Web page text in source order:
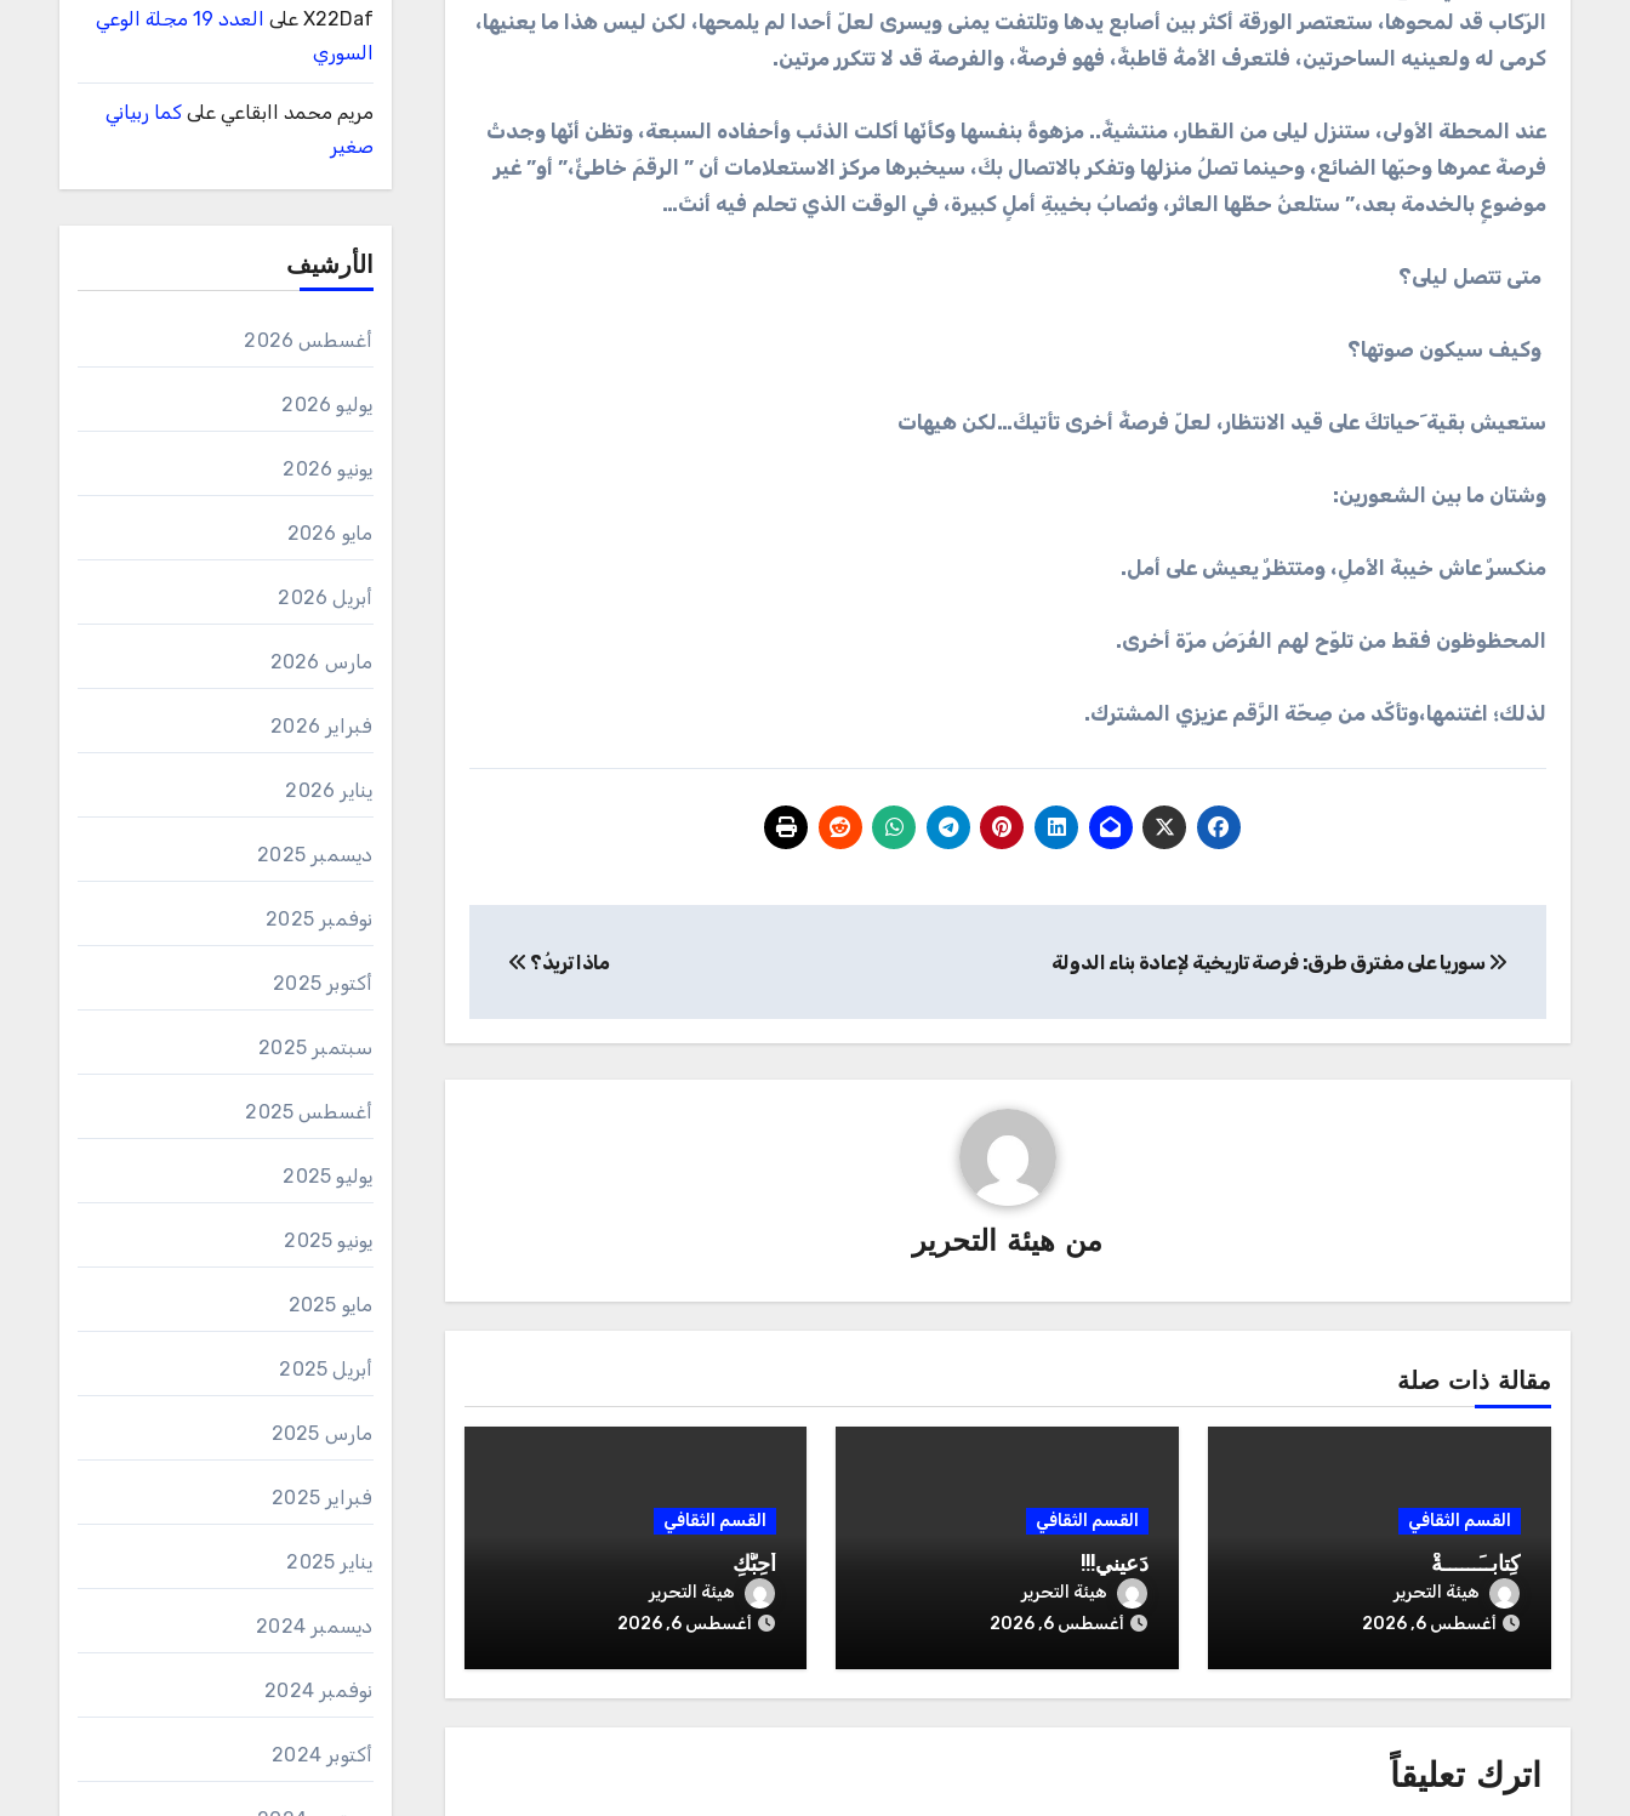
الرّكاب قد لمحوها، ستعتصر الورقة أكثر بين أصابع يدها وتلتفت يمنى ويسرى لعلّ أحدا لم يلمحها، لكن ليس هذا ما يعنيها،
كرمى له ولعينيه الساحرتين، فلتعرفْ الأمةُ قاطبةً، فهو فرصةٌ، والفرصة قد لا تتكرر مرتين.
عند المحطة الأولى، ستنزل ليلى من القطار، منتشيةً.. مزهوةً بنفسها وكأنّها أكلت الذئب وأحفاده السبعة، وتظن أنّها وجدتْ
فرصةَ عمرها وحبّها الضائع، وحينما تصلُ منزلها وتفكر بالاتصال بكَ، سيخبرها مركز الاستعلامات أن ” الرقمَ خاطئٌ،” أو” غير
موضوعٍ بالخدمة بعد،” ستلعنُ حظّها العاثر، وتُصابُ بخيبةِ أملٍ كبيرة، في الوقت الذي تحلم فيه أنتَ…
متى تتصل ليلى؟
وكيف سيكون صوتها؟
ستعيش بقية َحياتكَ على قيد الانتظار، لعلّ فرصةً أخرى تأتيكَ…لكن هيهات
وشتان ما بين الشعورين:
منكسرٌ عاش خيبةَ الأملِ، ومتتظرٌ يعيش على أمل.
المحظوظون فقط من تلوّح لهم الفُرَصُ مرّة أخرى.
لذلك؛ اغتنمها،وتأكّد من صِحّة الرَّقم عزيزي المشترك.
المقالات
سوريا على مفترق طرق: فرصة تاريخية لإعادة بناء الدولة ماذا تريدُ؟
من هيئة التحرير
مقالة ذات صلة
القسم الثقافي
كِتابــَــــــةْ
هيئة التحرير
أغسطس 6, 2026
القسم الثقافي
دَعيني!!!
هيئة التحرير
أغسطس 6, 2026
القسم الثقافي
أُحِبُّكِ
هيئة التحرير
أغسطس 6, 2026
اترك تعليقاً
X22Daf على
العدد 19 مجلة الوعي
السوري
مريم محمد اابقاعي علىكما ربياني
صغير
الأرشيف
أغسطس 2026
يوليو 2026
يونيو 2026
مايو 2026
أبريل 2026
مارس 2026
فبراير 2026
يناير 2026
ديسمبر 2025
نوفمبر 2025
أكتوبر 2025
سبتمبر 2025
أغسطس 2025
يوليو 2025
يونيو 2025
مايو 2025
أبريل 2025
مارس 2025
فبراير 2025
يناير 2025
ديسمبر 2024
نوفمبر 2024
أكتوبر 2024